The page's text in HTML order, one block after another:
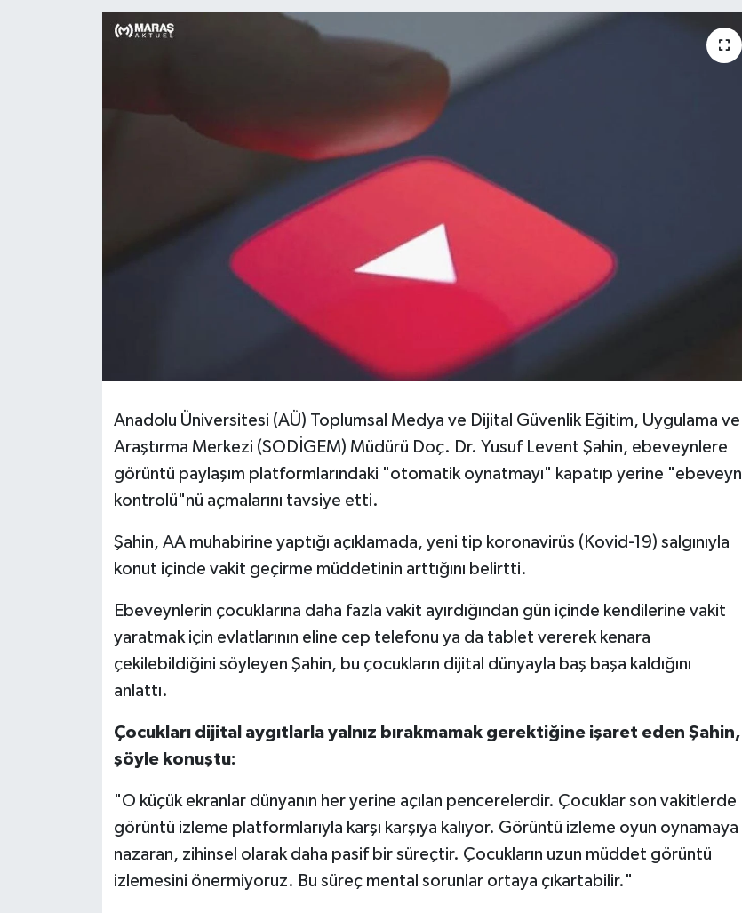
Anadolu Üniversitesi (AÜ) Toplumsal Medya ve Dijital Güvenlik Eğitim, Uygulama ve
Araştırma Merkezi (SODİGEM) Müdürü Doç. Dr. Yusuf Levent Şahin, ebeveynlere
görüntü paylaşım platformlarındaki "otomatik oynatmayı" kapatıp yerine "ebeveyn
kontrolü"nü açmalarını tavsiye etti.
Şahin, AA muhabirine yaptığı açıklamada, yeni tip koronavirüs (Kovid-19) salgınıyla
konut içinde vakit geçirme müddetinin arttığını belirtti.
Ebeveynlerin çocuklarına daha fazla vakit ayırdığından gün içinde kendilerine vakit
yaratmak için evlatlarının eline cep telefonu ya da tablet vererek kenara
çekilebildiğini söyleyen Şahin, bu çocukların dijital dünyayla baş başa kaldığını
anlattı.
Çocukları dijital aygıtlarla yalnız bırakmamak gerektiğine işaret eden Şahin,
şöyle konuştu:
"O küçük ekranlar dünyanın her yerine açılan pencerelerdir. Çocuklar son vakitlerde
görüntü izleme platformlarıyla karşı karşıya kalıyor. Görüntü izleme oyun oynamaya
nazaran, zihinsel olarak daha pasif bir süreçtir. Çocukların uzun müddet görüntü
izlemesini önermiyoruz. Bu süreç mental sorunlar ortaya çıkartabilir."